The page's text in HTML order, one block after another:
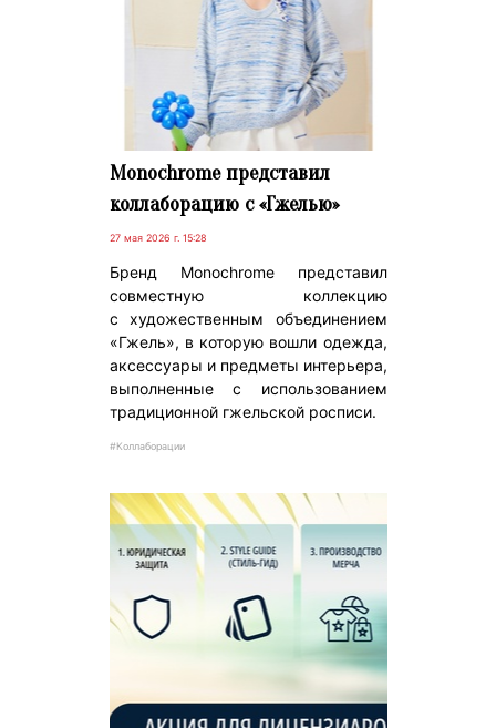
Monochrome представил
коллаборацию с «Гжелью»
27 мая 2026 г. 15:28
Бренд Monochrome представил
совместную коллекцию
с художественным объединением
«Гжель», в которую вошли одежда,
аксессуары и предметы интерьера,
выполненные с использованием
традиционной гжельской росписи.
#Коллаборации